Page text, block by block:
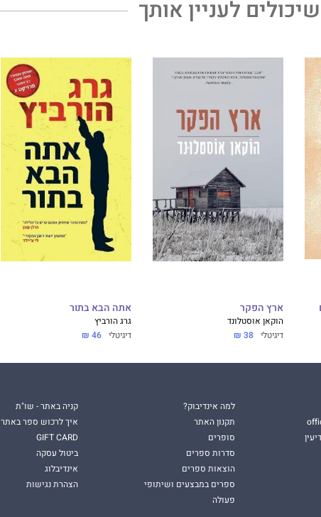
לעניין אותך
ארץ הפקר
הוקאן אוסטלונד
דיגיטלי 38 ₪
אתה הבא בתור
גרג הורביץ
דיגיטלי 46 ₪
למה אינדיבוק?
תקנון האתר
סופרים
סדרות ספרים
הוצאות ספרים
ספרים במבצעים ושיתופי
פעולה
קניה באתר - שו"ת
איך לרכוש ספר באתר
GIFT CARD
ביטול עסקה
אינדיבלוג
הצהרת נגישות